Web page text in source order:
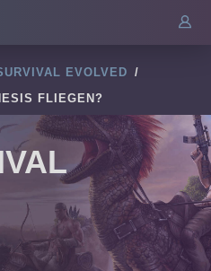
EVOLVED /
FLIEGEN?